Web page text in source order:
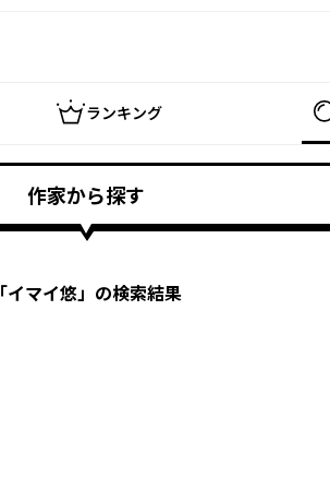
ランキング
作家から探す
「イマイ悠」の検索結果